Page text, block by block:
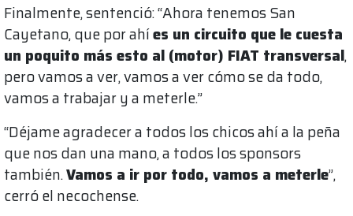
Finalmente, sentenció: “Ahora tenemos San
Cayetano, que por ahíes un circuito que le cuesta
un poquito más esto al (motor) FIAT transversal,
pero vamos a ver, vamos a ver cómo se da todo,
vamos a trabajar y a meterle.”
“Déjame agradecer a todos los chicos ahí a la peña
que nos dan una mano, a todos los sponsors
también.Vamos a ir por todo, vamos a meterle”,
cerró el necochense.